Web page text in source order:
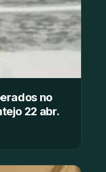
no
22 abr.